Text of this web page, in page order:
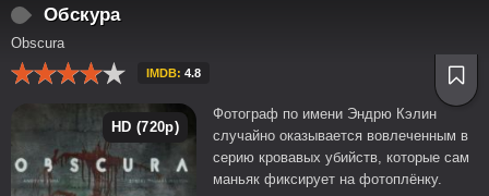
Обскура
Obscura
IMDB: 4.8
HD (720p)
Фотограф по имени Эндрю Кэлин
случайно оказывается вовлеченным в
серию кровавых убийств, которые сам
маньяк фиксирует на фотоплёнку.